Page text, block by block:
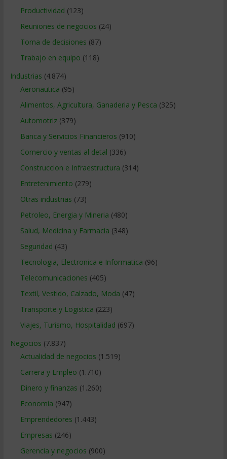
Productividad (123)
Reuniones de negocios (24)
Toma de decisiones (87)
Trabajo en equipo (118)
Industrias (4.874)
Aeronautica (95)
Alimentos, Agricultura, Ganaderia y Pesca (325)
Automotriz(379)
Banca y Servicios Financieros (910)
Comercio y ventas al detal (336)
Construccion e Infraestructura (314)
Entretenimiento (279)
Otras industrias (73)
Petroleo, Energia y Mineria (480)
Salud, Medicina y Farmacia (348)
Seguridad (43)
Tecnologia, Electronica e Informatica (96)
Telecomunicaciones (405)
Textil, Vestido, Calzado, Moda (47)
Transporte y Logistica (223)
Viajes, Turismo, Hospitalidad (697)
Negocios (7.837)
Actualidad de negocios (1.519)
Carrera y Empleo (1.710)
Dinero y finanzas (1.260)
Economía (947)
Emprendedores (1.443)
Empresas (246)
Gerencia y negocios (900)